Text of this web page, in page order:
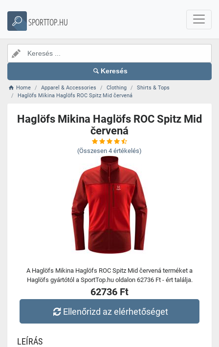
SPORTTOP.HU
Keresés
Home Apparel & Accessories Clothing
Shirts & Tops
Haglöfs Mikina Haglöfs ROC Spitz Mid červená
Haglöfs Mikina Haglöfs ROC Spitz Mid
červená
(Összesen 4 értékelés)
A Haglöfs Mikina Haglöfs ROC Spitz Mid červená terméket a
Haglöfs gyártótól a SportTop.hu oldalon 62736 Ft - ért találja.
62736 Ft
Ellenőrizd az elérhetőséget
LEÍRÁS